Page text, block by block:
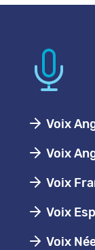
Voix
Voix
Voix
Voix
Voix